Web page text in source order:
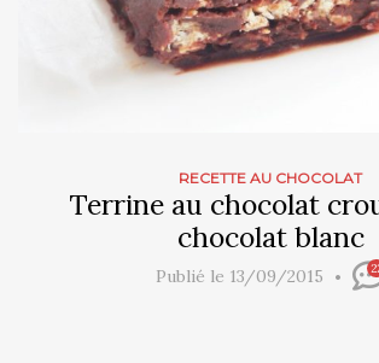
RECETTE AU CHOCOLAT
Terrine au chocolat
chocolat blanc
Publié le 13/09/2015